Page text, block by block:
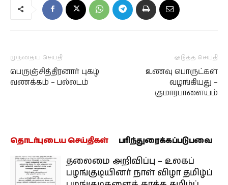
முந்தைய செய்தி
பெருஞ்சித்திரனார் புகழ்
வணக்கம் – பல்லடம்
அடுத்த செய்தி
உணவு பொருட்கள்
வழங்கியது –
குமாரபாளையம்
தொடர்புடைய செய்திகள் பரிந்துரைக்கப்படுபவை
தலைமை அறிவிப்பு – உலகப்
பழங்குடியினர் நாள் விழா தமிழ்ப்